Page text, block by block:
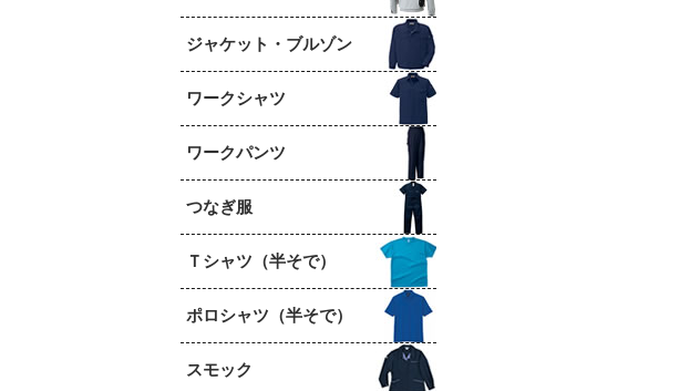
ジャケット・ブルゾン
ワークシャツ
ワークパンツ
つなぎ服
Ｔシャツ（半そで）
ポロシャツ（半そで）
スモック